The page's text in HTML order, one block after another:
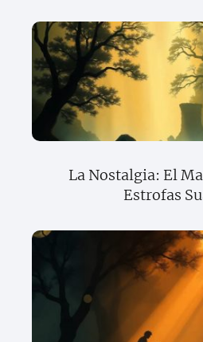
La Nostalgia: El
Estrofas